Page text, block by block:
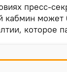
пресс-
кабмин
которое